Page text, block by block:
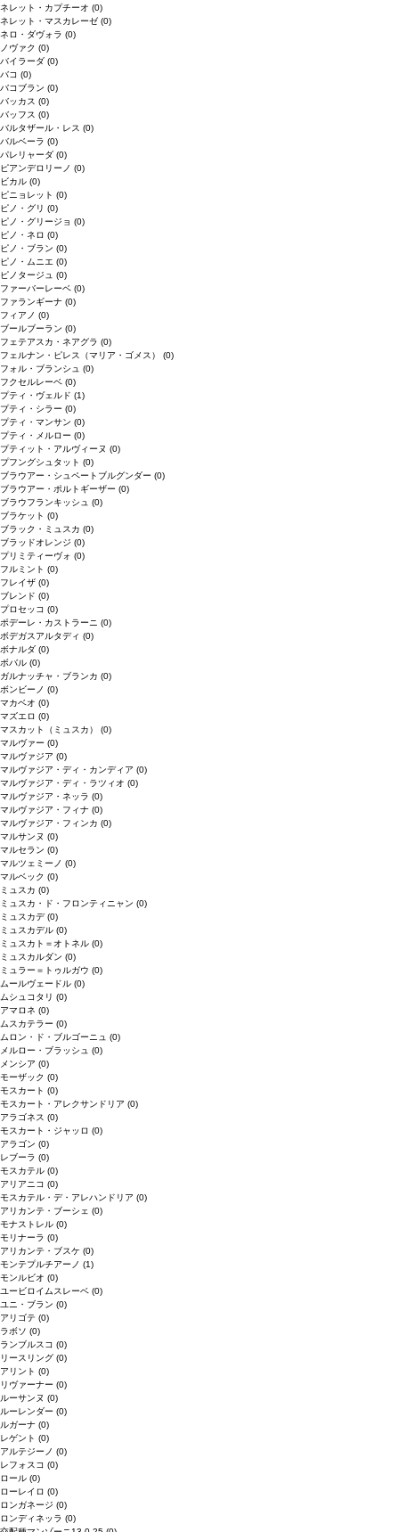
ネレット・カプチーオ (0)
ネレット・マスカレーゼ (0)
ネロ・ダヴォラ (0)
ノヴァク (0)
バイラーダ (0)
バコ (0)
バコブラン (0)
バッカス (0)
バッフス (0)
バルタザール・レス (0)
バルベーラ (0)
パレリャーダ (0)
ピアンデロリーノ (0)
ビカル (0)
ピニョレット (0)
ピノ・グリ (0)
ピノ・グリージョ (0)
ピノ・ネロ (0)
ピノ・ブラン (0)
ピノ・ムニエ (0)
ピノタージュ (0)
ファーバーレーベ (0)
ファランギーナ (0)
フィアノ (0)
ブールブーラン (0)
フェテアスカ・ネアグラ (0)
フェルナン・ピレス（マリア・ゴメス） (0)
フォル・ブランシュ (0)
フクセルレーベ (0)
プティ・ヴェルド (1)
プティ・シラー (0)
プティ・マンサン (0)
プティ・メルロー (0)
プティット・アルヴィーヌ (0)
プフングシュタット (0)
ブラウアー・シュペートブルグンダー (0)
ブラウアー・ポルトギーザー (0)
ブラウフランキッシュ (0)
ブラケット (0)
ブラック・ミュスカ (0)
ブラッドオレンジ (0)
プリミティーヴォ (0)
フルミント (0)
フレイザ (0)
ブレンド (0)
プロセッコ (0)
ポデーレ・カストラーニ (0)
ボデガスアルタディ (0)
ボナルダ (0)
ボバル (0)
ガルナッチャ・ブランカ (0)
ボンビーノ (0)
マカベオ (0)
マズエロ (0)
マスカット（ミュスカ） (0)
マルヴァー (0)
マルヴァジア (0)
マルヴァジア・ディ・カンディア (0)
マルヴァジア・ディ・ラツィオ (0)
マルヴァジア・ネッラ (0)
マルヴァジア・フィナ (0)
マルヴァジア・フィンカ (0)
マルサンヌ (0)
マルセラン (0)
マルツェミーノ (0)
マルベック (0)
ミュスカ (0)
ミュスカ・ド・フロンティニャン (0)
ミュスカデ(0)
ミュスカデル (0)
ミュスカト＝オトネル (0)
ミュスカルダン (0)
ミュラー＝トゥルガウ (0)
ムールヴェードル (0)
ムシュコタリ (0)
アマロネ (0)
ムスカテラー (0)
ムロン・ド・ブルゴーニュ (0)
メルロー・ブラッシュ (0)
メンシア (0)
モーザック (0)
モスカート (0)
モスカート・アレクサンドリア (0)
アラゴネス (0)
モスカート・ジャッロ (0)
アラゴン (0)
レブーラ (0)
モスカテル (0)
アリアニコ (0)
モスカテル・デ・アレハンドリア (0)
アリカンテ・ブーシェ (0)
モナストレル (0)
モリナーラ (0)
アリカンテ・ブスケ (0)
モンテプルチアーノ (1)
モンルビオ (0)
ユービロイムスレーベ (0)
ユニ・ブラン (0)
アリゴテ (0)
ラボソ (0)
ランブルスコ (0)
リースリング (0)
アリント (0)
リヴァーナー (0)
ルーサンヌ (0)
ルーレンダー (0)
ルガーナ (0)
レゲント (0)
アルテジーノ (0)
レフォスコ (0)
ロール (0)
ローレイロ (0)
ロンガネージ (0)
ロンディネッラ (0)